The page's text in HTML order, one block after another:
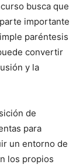
busca que
importante
paréntesis
convertir
y la
de
para
un entorno de
los propios